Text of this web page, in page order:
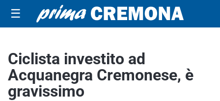
☰
Ciclista investito ad
Acquanegra Cremonese, è
gravissimo